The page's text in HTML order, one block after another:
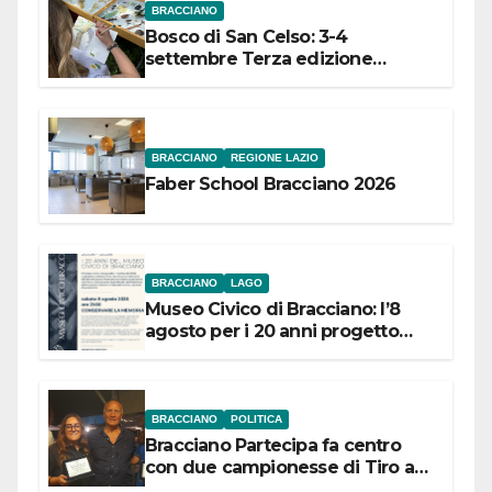
BRACCIANO
Bosco di San Celso: 3-4
settembre Terza edizione
BRACCIANO REGIONE LAZIO
Faber School Bracciano 2026
BRACCIANO LAGO
Museo Civico di Bracciano: l’8
agosto per i 20 anni progetto
BRACCIANO POLITICA
Bracciano Partecipa fa centro
con due campionesse di Tiro a